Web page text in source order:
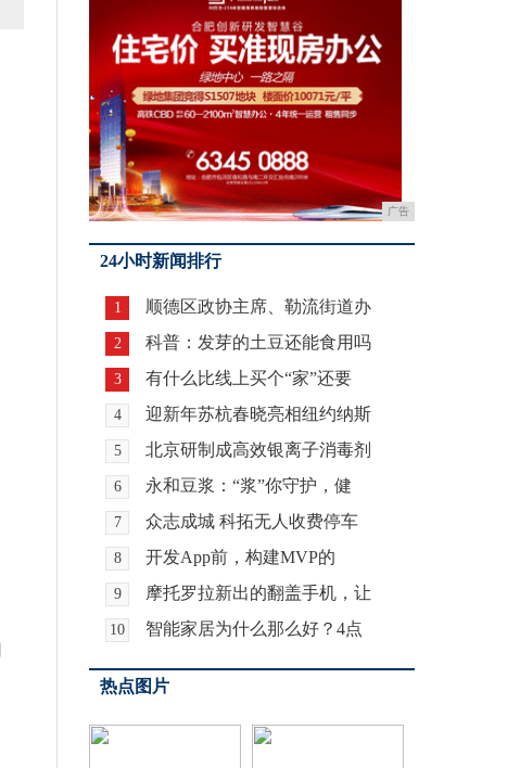
广告
24小时新闻排行
1 顺德区政协主席、勒流街道办
2 科普：发芽的土豆还能食用吗
3 有什么比线上买个“家”还要
4 迎新年苏杭春晓亮相纽约纳斯
5 北京研制成高效银离子消毒剂
6 永和豆浆：“浆”你守护，健
7 众志成城 科拓无人收费停车
8 开发App前，构建MVP的
9 摩托罗拉新出的翻盖手机，让
10 智能家居为什么那么好？4点
热点图片